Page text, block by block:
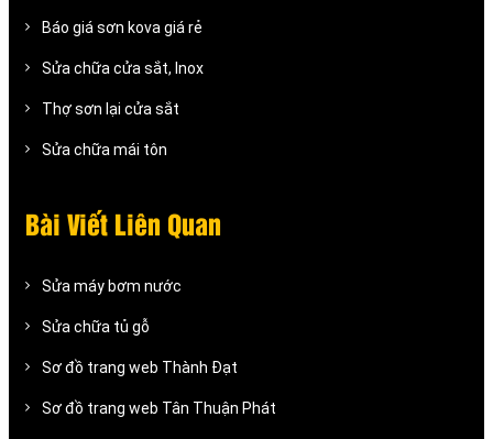
Báo giá sơn kova giá rẻ
Sửa chữa cửa sắt, Inox
Thợ sơn lại cửa sắt
Sửa chữa mái tôn
Bài Viết Liên Quan
Sửa máy bơm nước
Sửa chữa tủ gỗ
Sơ đồ trang web Thành Đạt
Sơ đồ trang web Tân Thuận Phát